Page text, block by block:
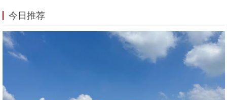
今日推荐